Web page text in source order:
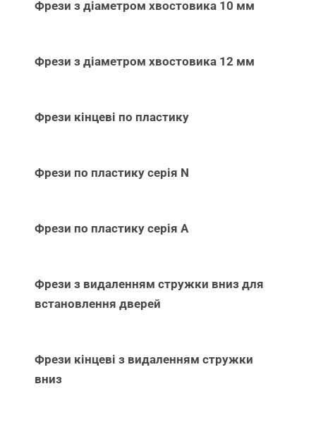
Фрези з діаметром хвостовика 10 мм
Фрези з діаметром хвостовика 12 мм
Фрези кінцеві по пластику
Фрези по пластику серія N
Фрези по пластику серія А
Фрези з видаленням стружки вниз для
встановлення дверей
Фрези кінцеві з видаленням стружки
вниз